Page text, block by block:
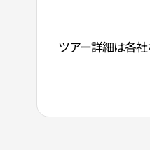
ツアー詳細は各